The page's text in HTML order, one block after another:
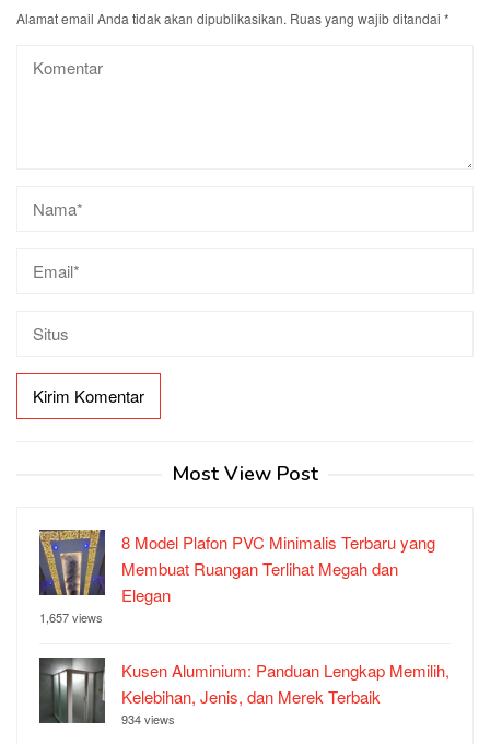
Alamat email Anda tidak akan dipublikasikan. Ruas yang wajib ditandai *
Most View Post
8 Model Plafon PVC Minimalis Terbaru yang
Membuat Ruangan Terlihat Megah dan
Elegan
1,657 views
Kusen Aluminium: Panduan Lengkap Memilih,
Kelebihan, Jenis, dan Merek Terbaik
934 views